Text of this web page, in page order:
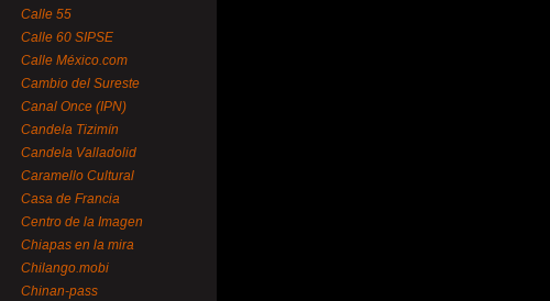
Calle 55
Calle 60 SIPSE
Calle México.com
Cambio del Sureste
Canal Once (IPN)
Candela Tizimín
Candela Valladolid
Caramello Cultural
Casa de Francia
Centro de la Imagen
Chiapas en la mira
Chilango.mobi
Chinan-pass